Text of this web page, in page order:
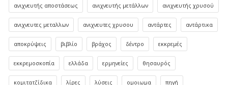
ανιχνευτής αποστάσεως ανιχνευτής μετάλλων ανιχνευτής χρυσού
ανιχνευτες μεταλλων ανιχνευτες χρυσου αντάρτες αντάρτικα
αποκρύψεις βιβλίο βράχος δέντρο εκκρεμές
εκκρεμοσκοπία ελλάδα ερμηνείες θησαυρός
κομιτατζίδικα λίρες λύσεις ομοιωμα πηγή